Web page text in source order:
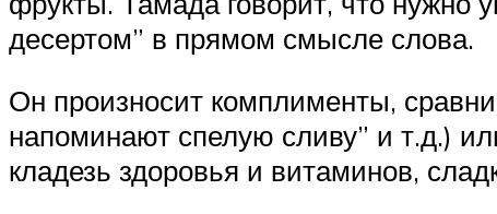
десертом” в прямом смысле слова.
Он произносит комплименты,
напоминают спелую сливу” и т.д.)
кладезь здоровья и витаминов,